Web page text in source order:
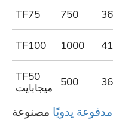
TF75 750
TF100 1000
TF50
ميجابايت
500
يدويًا مصنوعة